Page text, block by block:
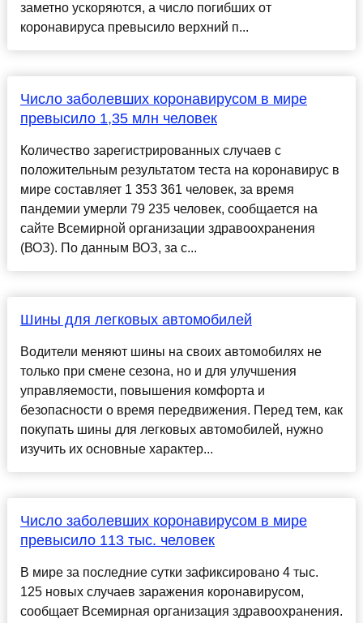
заметно ускоряются, а число погибших от
коронавируса превысило верхний п...
Число заболевших коронавирусом в мире
превысило 1,35 млн человек
Количество зарегистрированных случаев с
положительным результатом теста на коронавирус в
мире составляет 1 353 361 человек, за время
пандемии умерли 79 235 человек, сообщается на
сайте Всемирной организации здравоохранения
(ВОЗ). По данным ВОЗ, за с...
Шины для легковых автомобилей
Водители меняют шины на своих автомобилях не
только при смене сезона, но и для улучшения
управляемости, повышения комфорта и
безопасности о время передвижения. Перед тем, как
покупать шины для легковых автомобилей, нужно
изучить их основные характер...
Число заболевших коронавирусом в мире
превысило 113 тыс. человек
В мире за последние сутки зафиксировано 4 тыс.
125 новых случаев заражения коронавирусом,
сообщает Всемирная организация здравоохранения.